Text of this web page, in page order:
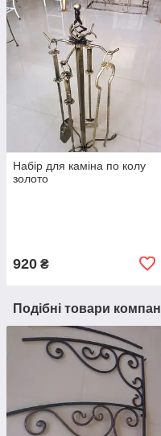
Набір для каміна по колу
золото
920 ₴
Подібні товари